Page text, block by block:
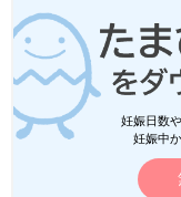
妊娠日数
妊娠中